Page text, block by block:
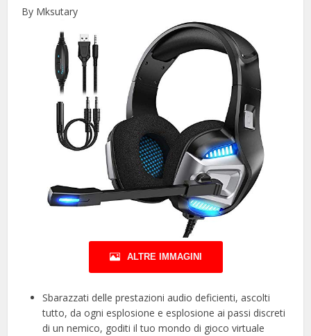
By Mksutary
ALTRE IMMAGINI
Sbarazzati delle prestazioni audio deficienti, ascolti
tutto, da ogni esplosione e esplosione ai passi discreti
di un nemico, goditi il tuo mondo di gioco virtuale